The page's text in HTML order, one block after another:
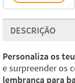
DESCRIÇÃO
Personaliza os
e surpreender os
lembrança para